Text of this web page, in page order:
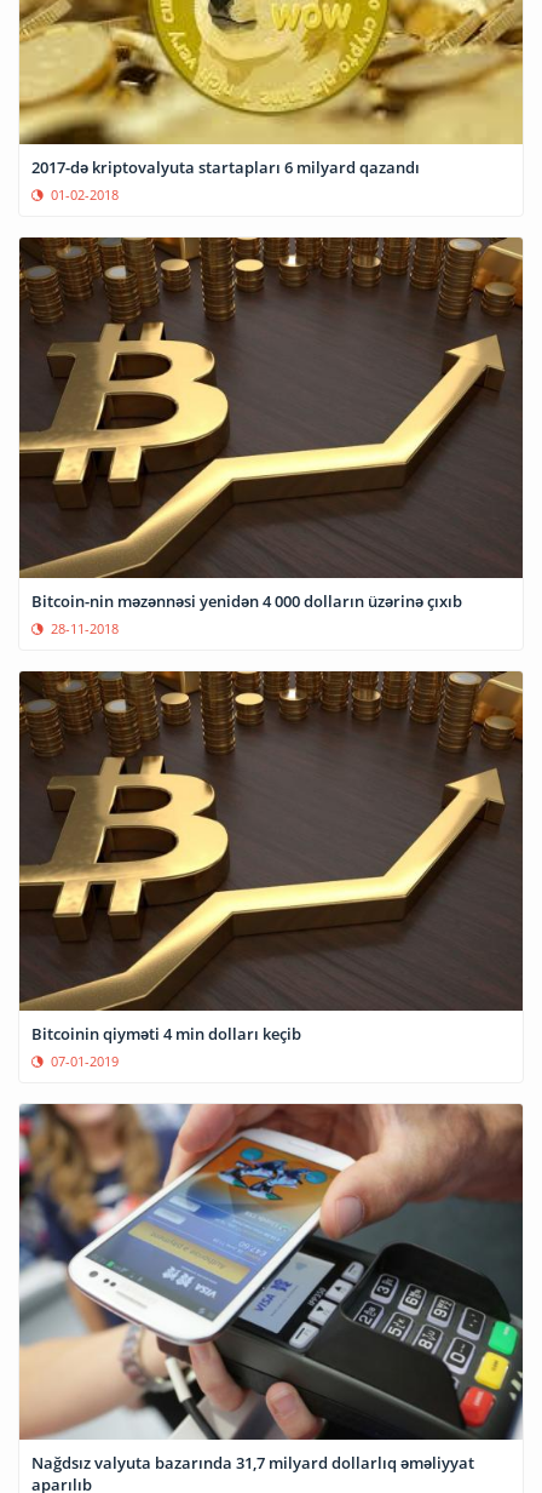
2017-də kriptovalyuta startapları 6 milyard qazandı
01-02-2018
Bitcoin-nin məzənnəsi yenidən 4 000 dolların üzərinə çıxıb
28-11-2018
Bitcoinin qiyməti 4 min dolları keçib
07-01-2019
Nağdsız valyuta bazarında 31,7 milyard dollarlıq əməliyyat
aparılıb